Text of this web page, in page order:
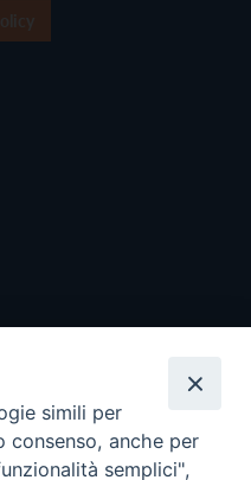
simili per
anche per
semplici",